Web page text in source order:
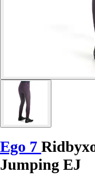
Ego 7
Jumping EJ